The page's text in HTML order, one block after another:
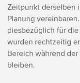
Zeitpunkt derselben
Planung
diesbezüglich für
wurden rechtzeitig
Bereich während
bleiben.